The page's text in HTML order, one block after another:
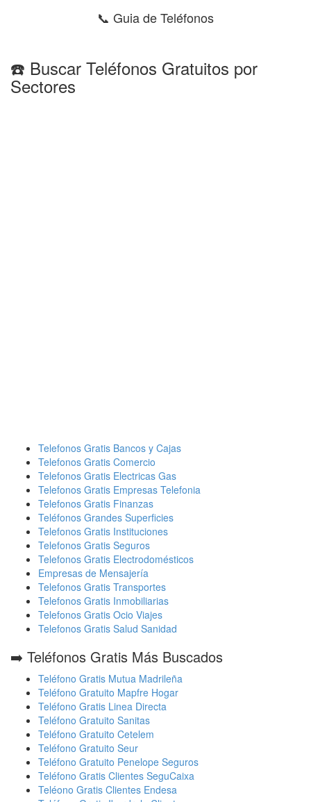
📞 Guia de Teléfonos
☎️ Buscar Teléfonos Gratuitos por
Sectores
Telefonos Gratis Bancos y Cajas
Telefonos Gratis Comercio
Telefonos Gratis Electricas Gas
Telefonos Gratis Empresas Telefonia
Telefonos Gratis Finanzas
Teléfonos Grandes Superficies
Telefonos Gratis Instituciones
Telefonos Gratis Seguros
Telefonos Gratis Electrodomésticos
Empresas de Mensajería
Telefonos Gratis Transportes
Telefonos Gratis Inmobiliarias
Telefonos Gratis Ocio Viajes
Telefonos Gratis Salud Sanidad
➡️ Teléfonos Gratis Más Buscados
Teléfono Gratis Mutua Madrileña
Teléfono Gratuito Mapfre Hogar
Teléfono Gratis Linea Directa
Teléfono Gratuito Sanitas
Teléfono Gratuito Cetelem
Teléfono Gratuito Seur
Teléfono Gratuito Penelope Seguros
Teléfono Gratis Clientes SeguCaixa
Teléono Gratis Clientes Endesa